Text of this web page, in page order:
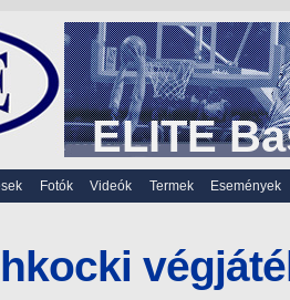
ELITE
Fotók Videók Termek Események